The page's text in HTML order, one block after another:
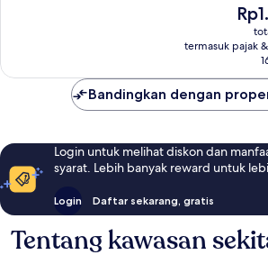
Harga
termasuk pajak
Bandingkan dengan
Login untuk melihat diskon dan
syarat. Lebih banyak reward untuk
Login Daftar sekarang, gratis
Tentang kawasan